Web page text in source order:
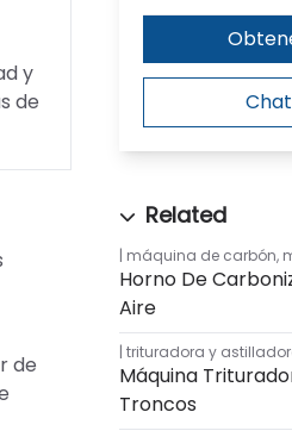
y
de
de
máquina de carbón,
Horno De
Aire
trituradora y
Máquina
Troncos